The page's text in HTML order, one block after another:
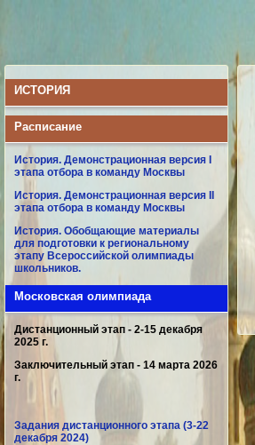
ИСТОРИЯ
Расписание
История. Демонстрационная версия I
этапа отбора в команду Москвы
История. Демонстрационная версия II
этапа отбора в команду Москвы
История. Обобщающие материалы
для подготовки к региональному
этапу Всероссийской олимпиады
школьников.
Московская олимпиада
Дистанционный этап - 2-15 декабря
2025 г.
Заключительный этап - 14 марта 2026
г.
Задания дистанционного этапа (3-22
декабря 2024)